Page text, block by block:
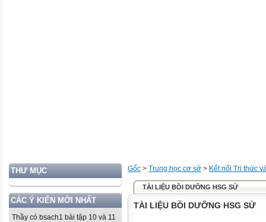
THƯ MỤC
CÁC Ý KIẾN MỚI NHẤT
Thầy có bsach1 bài tập 10 và 11
Gốc > Trung học cơ sở > Kết nối Tri thức
TÀI LIỆU BỒI DƯỠNG HSG SỬ
TÀI LIỆU BỒI DƯỠNG HSG SỬ